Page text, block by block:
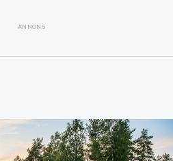
ANNONS